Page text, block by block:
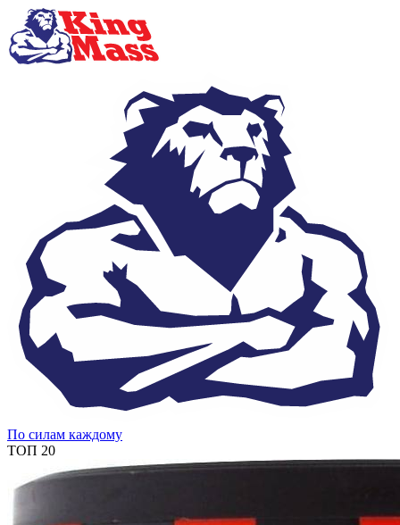
По силам каждому
ТОП 20